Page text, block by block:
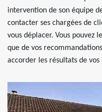
intervention de son équipe
contacter ses chargées de
vous déplacer. Vous
que de vos
accorder les résultats de vos